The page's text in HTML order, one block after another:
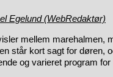
Egelund (WebRedaktør)
mellem marehalmen,
står kort sagt for døren,
og varieret program for